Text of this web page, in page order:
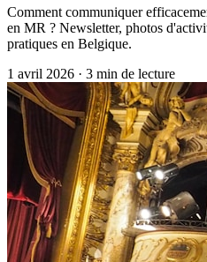
Comment communiquer
en MR ? Newsletter, photos
pratiques en Belgique.
1 avril 2026 · 3 min de lecture